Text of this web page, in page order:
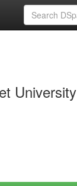
University